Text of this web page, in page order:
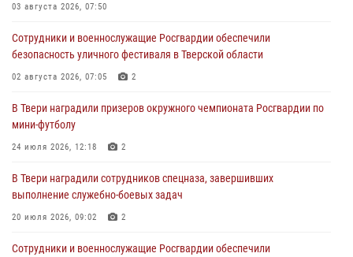
28 июля 2026, 11:30
Сотрудники вневедомственной охраны совершили 250 выездов и
пресекли 20 правонарушений за неделю в Тверской области
27 июля 2026, 08:29
В Твери наградили призеров окружного чемпионата Росгвардии по
мини-футболу
24 июля 2026, 12:18 2
Росгвардейцы оказали помощь водителю на дороге в городе Кашин
22 июля 2026, 08:35
03 августа 2026, 07:50
Сотрудники и военнослужащие Росгвардии обеспечили
безопасность уличного фестиваля в Тверской области
02 августа 2026, 07:05 2
В Твери наградили призеров окружного чемпионата Росгвардии по
мини-футболу
24 июля 2026, 12:18 2
В Твери наградили сотрудников спецназа, завершивших
выполнение служебно-боевых задач
20 июля 2026, 09:02 2
Сотрудники и военнослужащие Росгвардии обеспечили